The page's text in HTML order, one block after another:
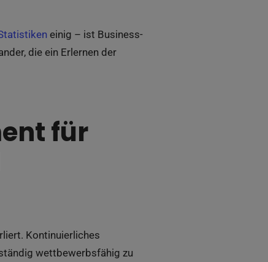
einig – ist Business-
die ein Erlernen der
für
Kontinuierliches
wettbewerbsfähig zu